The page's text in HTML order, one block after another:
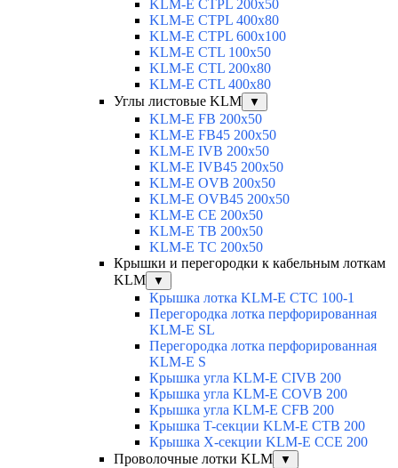
KLM-E CTPL 200x50
KLM-E CTPL 400x80
KLM-E CTPL 600x100
KLM-E CTL 100x50
KLM-E CTL 200x80
KLM-E CTL 400x80
Углы листовые KLM
▼
KLM-E FB 200x50
KLM-E FB45 200x50
KLM-E IVB 200x50
KLM-E IVB45 200x50
KLM-E OVB 200x50
KLM-E OVB45 200x50
KLM-E CE 200x50
KLM-E TB 200x50
KLM-E TC 200x50
Крышки и перегородки к кабельным лоткам
KLM
▼
Крышка лотка KLM-E CTC 100-1
Перегородка лотка перфорированная
KLM-E SL
Перегородка лотка перфорированная
KLM-E S
Крышка угла KLM-E CIVB 200
Крышка угла KLM-E COVB 200
Крышка угла KLM-E CFB 200
Крышка T-секции KLM-E CTB 200
Крышка X-секции KLM-E CCE 200
Проволочные лотки KLM
▼